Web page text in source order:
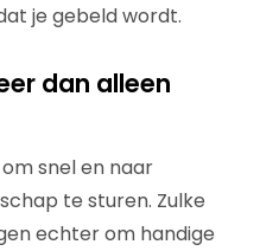
je gebeld wordt.
dan alleen
snel en naar
te sturen. Zulke
echter om handige